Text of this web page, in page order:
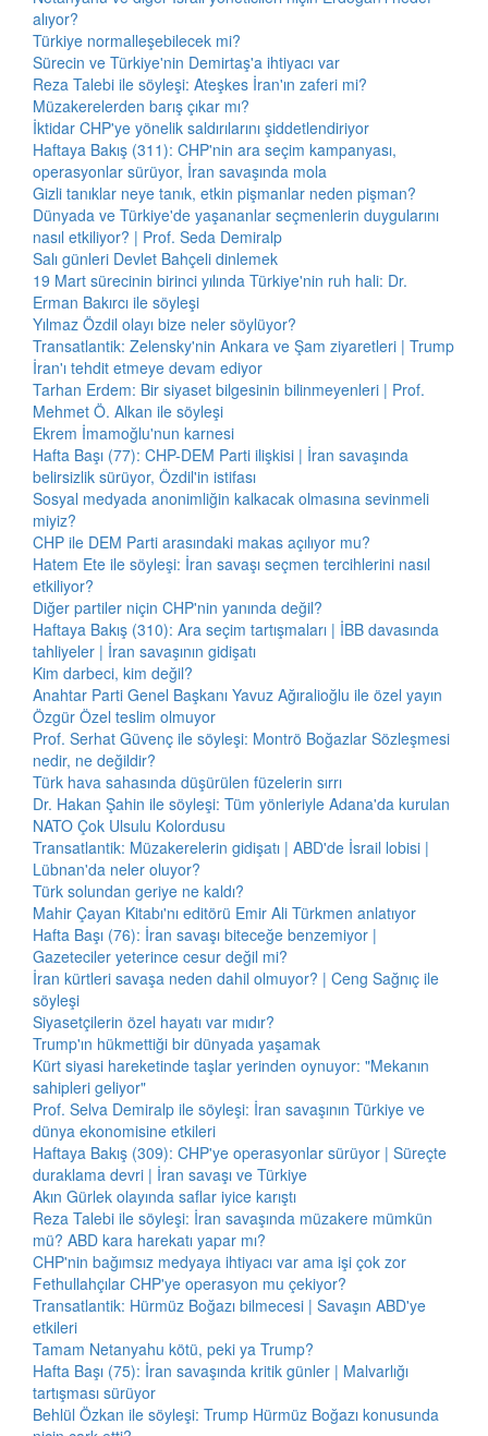
alıyor?
Türkiye normalleşebilecek mi?
Sürecin ve Türkiye'nin Demirtaş'a ihtiyacı var
Reza Talebi ile söyleşi: Ateşkes İran'ın zaferi mi?
Müzakerelerden barış çıkar mı?
İktidar CHP'ye yönelik saldırılarını şiddetlendiriyor
Haftaya Bakış (311): CHP'nin ara seçim kampanyası,
operasyonlar sürüyor, İran savaşında mola
Gizli tanıklar neye tanık, etkin pişmanlar neden pişman?
Dünyada ve Türkiye'de yaşananlar seçmenlerin duygularını
nasıl etkiliyor? | Prof. Seda Demiralp
Salı günleri Devlet Bahçeli dinlemek
19 Mart sürecinin birinci yılında Türkiye'nin ruh hali: Dr.
Erman Bakırcı ile söyleşi
Yılmaz Özdil olayı bize neler söylüyor?
Transatlantik: Zelensky'nin Ankara ve Şam ziyaretleri | Trump
İran'ı tehdit etmeye devam ediyor
Tarhan Erdem: Bir siyaset bilgesinin bilinmeyenleri | Prof.
Mehmet Ö. Alkan ile söyleşi
Ekrem İmamoğlu'nun karnesi
Hafta Başı (77): CHP-DEM Parti ilişkisi | İran savaşında
belirsizlik sürüyor, Özdil'in istifası
Sosyal medyada anonimliğin kalkacak olmasına sevinmeli
miyiz?
CHP ile DEM Parti arasındaki makas açılıyor mu?
Hatem Ete ile söyleşi: İran savaşı seçmen tercihlerini nasıl
etkiliyor?
Diğer partiler niçin CHP'nin yanında değil?
Haftaya Bakış (310): Ara seçim tartışmaları | İBB davasında
tahliyeler | İran savaşının gidişatı
Kim darbeci, kim değil?
Anahtar Parti Genel Başkanı Yavuz Ağıralioğlu ile özel yayın
Özgür Özel teslim olmuyor
Prof. Serhat Güvenç ile söyleşi: Montrö Boğazlar Sözleşmesi
nedir, ne değildir?
Türk hava sahasında düşürülen füzelerin sırrı
Dr. Hakan Şahin ile söyleşi: Tüm yönleriyle Adana'da kurulan
NATO Çok Ulsulu Kolordusu
Transatlantik: Müzakerelerin gidişatı | ABD'de İsrail lobisi |
Lübnan'da neler oluyor?
Türk solundan geriye ne kaldı?
Mahir Çayan Kitabı'nı editörü Emir Ali Türkmen anlatıyor
Hafta Başı (76): İran savaşı biteceğe benzemiyor |
Gazeteciler yeterince cesur değil mi?
İran kürtleri savaşa neden dahil olmuyor? | Ceng Sağnıç ile
söyleşi
Siyasetçilerin özel hayatı var mıdır?
Trump'ın hükmettiği bir dünyada yaşamak
Kürt siyasi hareketinde taşlar yerinden oynuyor: "Mekanın
sahipleri geliyor"
Prof. Selva Demiralp ile söyleşi: İran savaşının Türkiye ve
dünya ekonomisine etkileri
Haftaya Bakış (309): CHP'ye operasyonlar sürüyor | Süreçte
duraklama devri | İran savaşı ve Türkiye
Akın Gürlek olayında saflar iyice karıştı
Reza Talebi ile söyleşi: İran savaşında müzakere mümkün
mü? ABD kara harekatı yapar mı?
CHP'nin bağımsız medyaya ihtiyacı var ama işi çok zor
Fethullahçılar CHP'ye operasyon mu çekiyor?
Transatlantik: Hürmüz Boğazı bilmecesi | Savaşın ABD'ye
etkileri
Tamam Netanyahu kötü, peki ya Trump?
Hafta Başı (75): İran savaşında kritik günler | Malvarlığı
tartışması sürüyor
Behlül Özkan ile söyleşi: Trump Hürmüz Boğazı konusunda